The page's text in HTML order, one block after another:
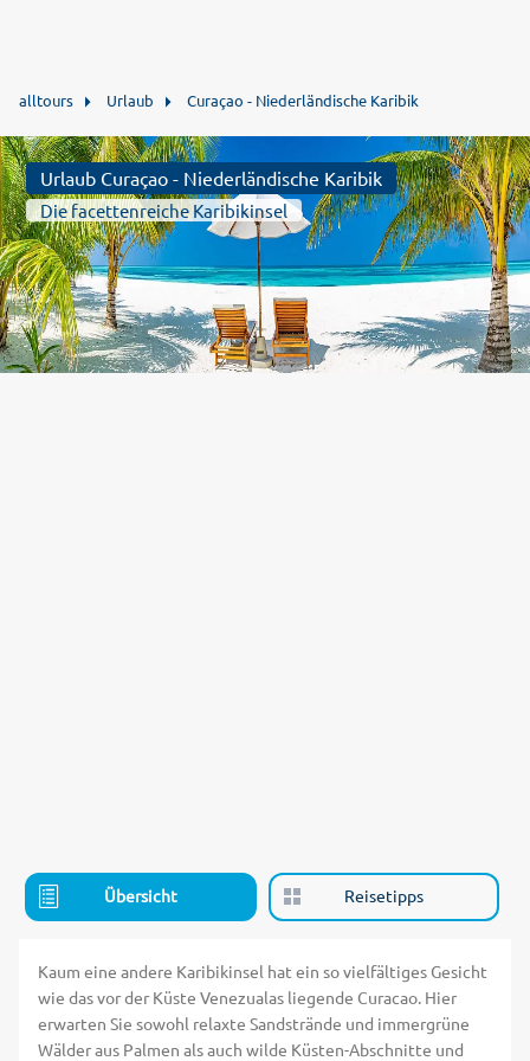
alltours Urlaub Curaçao - Niederländische Karibik
Urlaub Curaçao - Niederländische Karibik
Die facettenreiche Karibikinsel
Übersicht Reisetipps
Kaum eine andere Karibikinsel hat ein so vielfältiges Gesicht
wie das vor der Küste Venezualas liegende Curacao. Hier
erwarten Sie sowohl relaxte Sandstrände und immergrüne
Wälder aus Palmen als auch wilde Küsten-Abschnitte und